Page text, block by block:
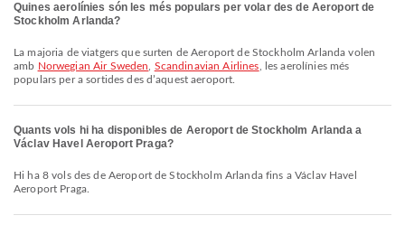
Quines aerolínies són les més populars per volar des de Aeroport de
Stockholm Arlanda?
La majoria de viatgers que surten de Aeroport de Stockholm Arlanda volen
amb Norwegian Air Sweden Scandinavian Airlines , les aerolínies més
populars per a sortides des d’aquest aeroport.
Quants vols hi ha disponibles de Aeroport de Stockholm Arlanda a
Václav Havel Aeroport Praga?
Hi ha 8 vols des de Aeroport de Stockholm Arlanda fins a Václav Havel
Aeroport Praga.